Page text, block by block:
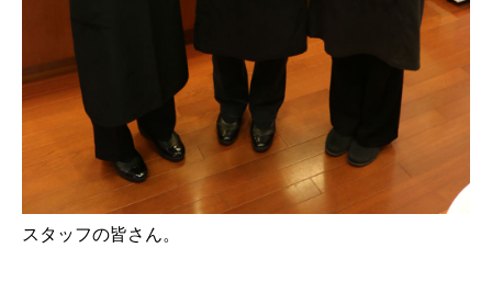
スタッフの皆さん。